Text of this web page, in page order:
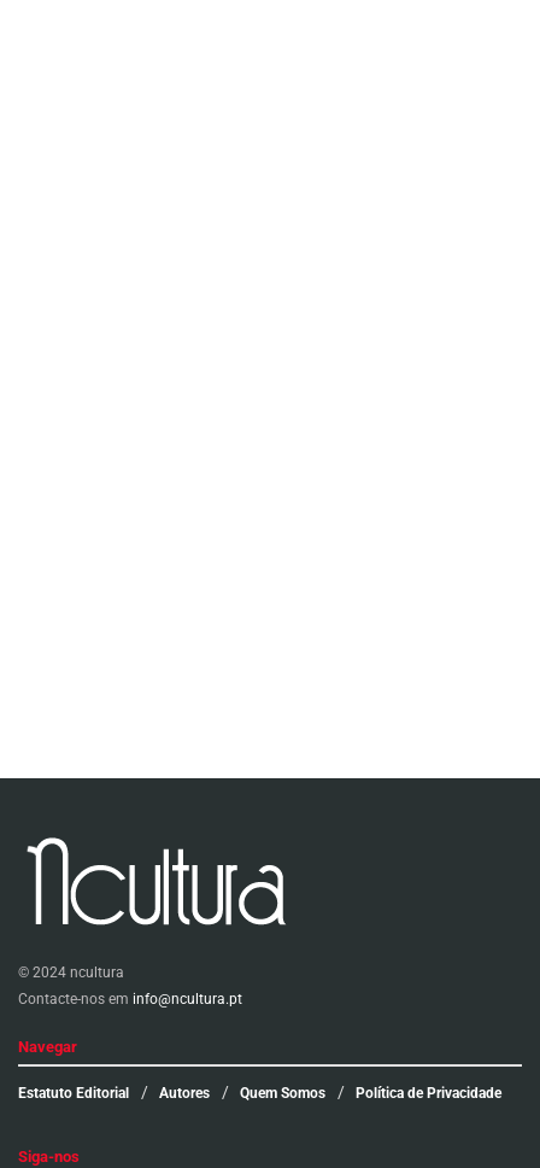
© 2024 ncultura
Contacte-nos em info@ncultura.pt
Navegar
Estatuto Editorial Autores Quem Somos Política de Privacidade
Siga-nos